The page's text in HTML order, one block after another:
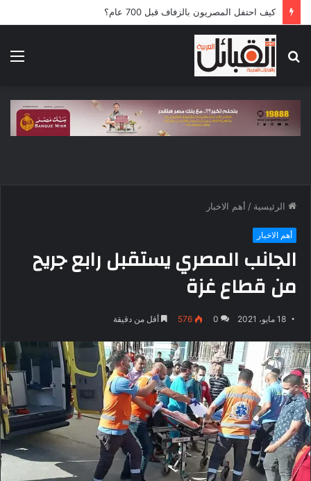
كيف احتفل المصريون بالزفاف قبل 700 عام؟
عن
الرئيسية / أهم الاخبار
أهم الاخبار
الجانب المصري يستقبل رابع جريح
من قطاع غزة
18 مايو، 2021 0
576 أقل من دقيقة